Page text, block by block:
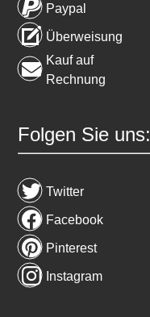
Paypal
Überweisung
Kauf auf
Rechnung
Folgen Sie uns:
Twitter
Facebook
Pinterest
Instagram